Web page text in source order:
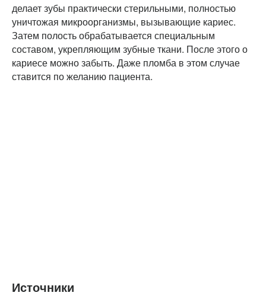
делает зубы практически стерильными, полностью
уничтожая микроорганизмы, вызывающие кариес.
Затем полость обрабатывается специальным
составом, укрепляющим зубные ткани. После этого о
кариесе можно забыть. Даже пломба в этом случае
ставится по желанию пациента.
Источники